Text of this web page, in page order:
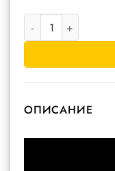
Количество
ОПИСАНИЕ